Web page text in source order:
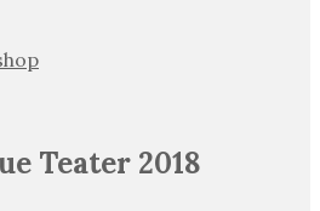
Teater 2018